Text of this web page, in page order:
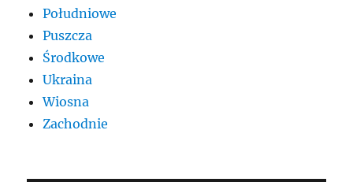
Południowe
Puszcza
Środkowe
Ukraina
Wiosna
Zachodnie